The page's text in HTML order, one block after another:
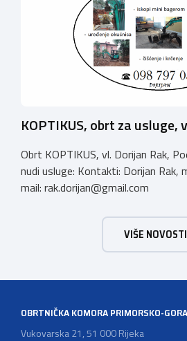
KOPTIKUS, obrt za usluge,
Obrt KOPTIKUS, vl. Dorijan Rak,
nudi usluge: Kontakti: Dorijan Rak,
mail: rak.dorijan@gmail.com
VIŠE NOVOSTI
OBRTNIČKA KOMORA PRIMORSKO-
Vukovarska 21, 51 000 Rijeka